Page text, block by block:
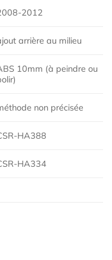
2012
arrière au milieu
10mm (à peindre ou
non précisée
HA388
HA334